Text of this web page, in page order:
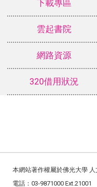
下載專區
雲起書院
網路資源
320借用狀況
本網站著作權屬於佛光大學 人
電話：03-9871000 Ext.21001